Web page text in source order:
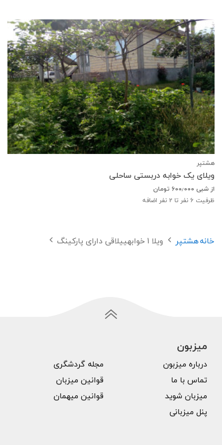
هشتپر
ویلای یک خوابه دربستی ساحلی
از شبی ۶۰۰٫۰۰۰ تومان
ظرفیت 6 نفر تا 2 نفر اضافه
خانههشتپر ویلا 1 خوابهییلاقی دارای پارکینگ
میزبون
درباره میزبون
تماس با ما
میزبان شوید
پنل میزبانی
مجله گردشگری
قوانین میزبان
قوانین میهمان